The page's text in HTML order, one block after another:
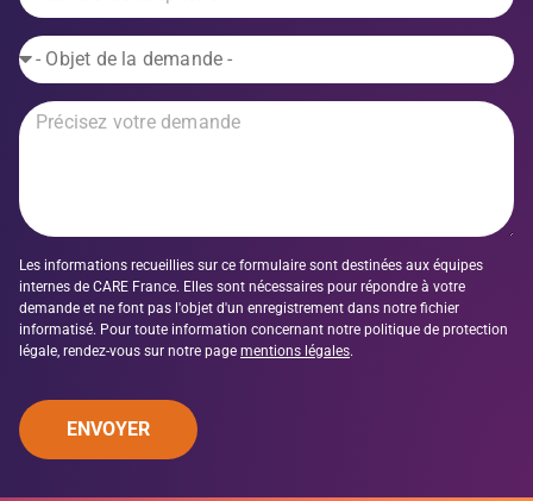
Les informations recueillies sur ce formulaire sont destinées aux équipes
internes de CARE France. Elles sont nécessaires pour répondre à votre
demande et ne font pas l'objet d'un enregistrement dans notre fichier
informatisé. Pour toute information concernant notre politique de protection
légale, rendez-vous sur notre page mentions légales.
ENVOYER